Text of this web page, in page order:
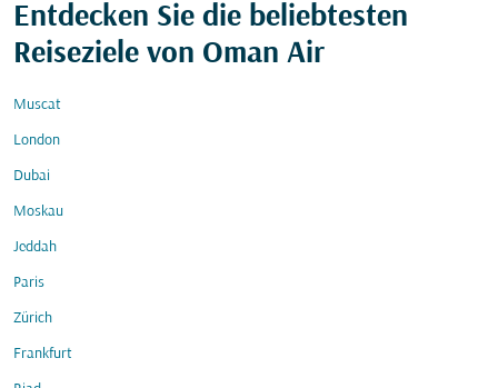
Entdecken Sie die beliebtesten
Reiseziele von Oman Air
Muscat
London
Dubai
Moskau
Jeddah
Paris
Zürich
Frankfurt